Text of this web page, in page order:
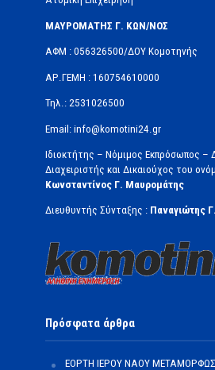
ΜΑΥΡΟΜΑΤΗΣ Γ. ΚΩΝ/ΝΟΣ
ΑΦΜ : 056326500/ΔOΥ Κομοτηνής
ΑΡ.ΓΕΜΗ : 160754610000
Τηλ.: 2531026500
Email: info@komotini24.gr
Ιδιοκτήτης – Νόμιμος Εκπρόσωπος –
Διαχειριστής και Δικαιούχος του
Κωνσταντίνος Γ. Μαυρομάτης
Διευθυντής Σύνταξης : Παναγιώτης
Πρόσφατα άρθρα
ΕΟΡΤΗ ΙΕΡΟΥ ΝΑΟΥ